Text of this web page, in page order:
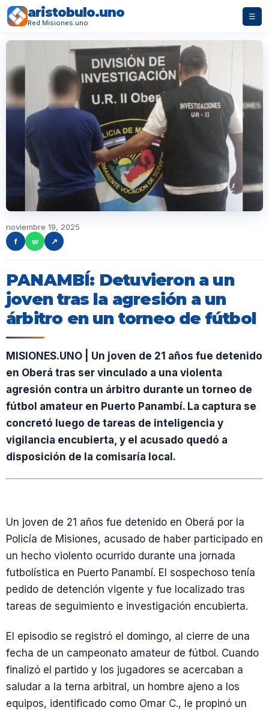
aristobulo.uno
Red Misiones.uno
☰
noviembre 19, 2025
f
w ↗
PANAMBÍ: Detuvieron a un
joven tras la agresión a un
árbitro en un torneo de fútbol
MISIONES.UNO | Un joven de 21 años fue detenido
en Oberá tras ser vinculado a una violenta
agresión contra un árbitro durante un torneo de
fútbol amateur en Puerto Panambí. La captura se
concretó luego de tareas de inteligencia y
vigilancia encubierta, y el acusado quedó a
disposición de la comisaría local.
Un joven de 21 años fue detenido en Oberá por la
Policía de Misiones, acusado de haber participado en
un hecho violento ocurrido durante una jornada
futbolística en Puerto Panambí. El sospechoso tenía
pedido de detención vigente y fue localizado tras
tareas de seguimiento e investigación encubierta.
El episodio se registró el domingo, al cierre de una
fecha de un campeonato amateur de fútbol. Cuando
finalizó el partido y los jugadores se acercaban a
saludar a la terna arbitral, un hombre ajeno a los
equipos, identificado como Omar C., le propinó un